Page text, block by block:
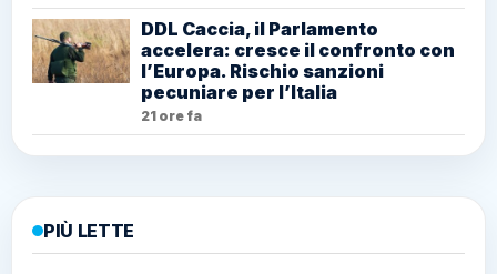
DDL Caccia, il Parlamento
accelera: cresce il confronto con
l’Europa. Rischio sanzioni
pecuniare per l’Italia
21 ore fa
PIÙ LETTE